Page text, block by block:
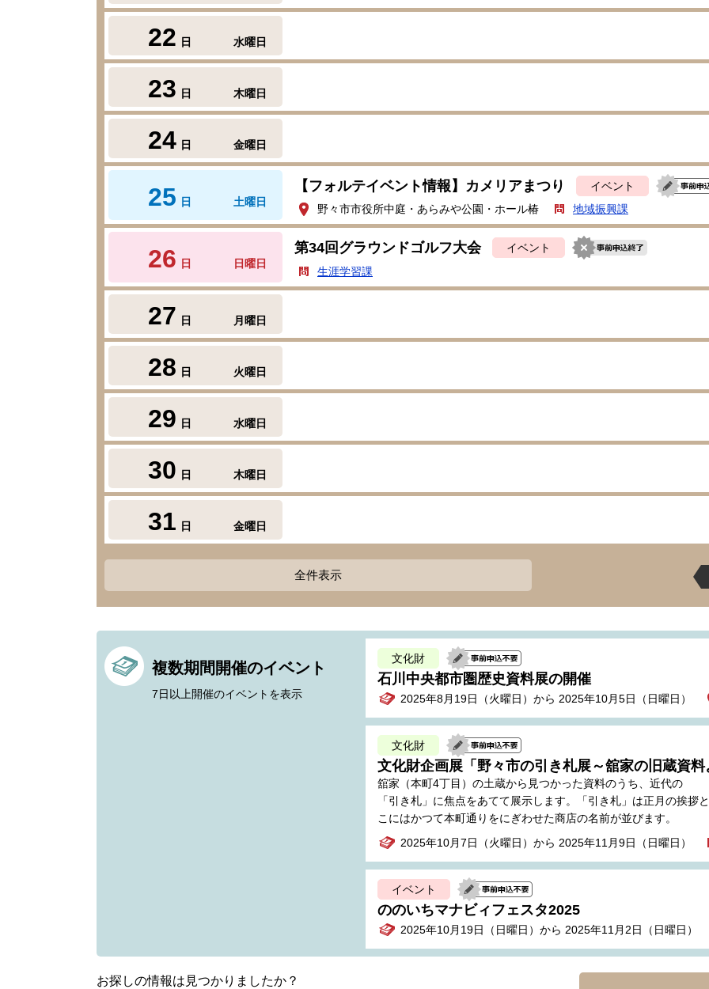
22 日 水曜日
23 日 木曜日
24 日 金曜日
25 日 土曜日
【フォルテイベント情報】カメリアまつり
イベント
野々市市役所中庭・あらみや公園・ホール椿
地域振興課
26 日 日曜日
第34回グラウンドゴルフ大会
イベント
生涯学習課
27 日 月曜日
28 日 火曜日
29 日 水曜日
30 日 木曜日
31 日 金曜日
全件表示
複数期間開催のイベント
7日以上開催のイベントを表示
文化財
石川中央都市圏歴史資料展の開催
2025年8月19日（火曜日）から 2025年10月5日（日曜日）
文化財
文化財企画展「野々市の引き札展～舘家の旧蔵資料
舘家（本町4丁目）の土蔵から見つかった資料のうち、近代の
「引き札」に焦点をあてて展示します。「引き札」は正月の挨
こにはかつて本町通りをにぎわせた商店の名前が並びます。
2025年10月7日（火曜日）から 2025年11月9日（日曜日）
イベント
ののいちマナビィフェスタ2025
2025年10月19日（日曜日）から 2025年11月2日（日曜日）
お探しの情報は見つかりましたか？